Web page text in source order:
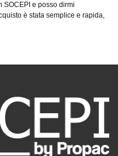
SOCEPI e posso dirmi
è stata semplice e rapida,